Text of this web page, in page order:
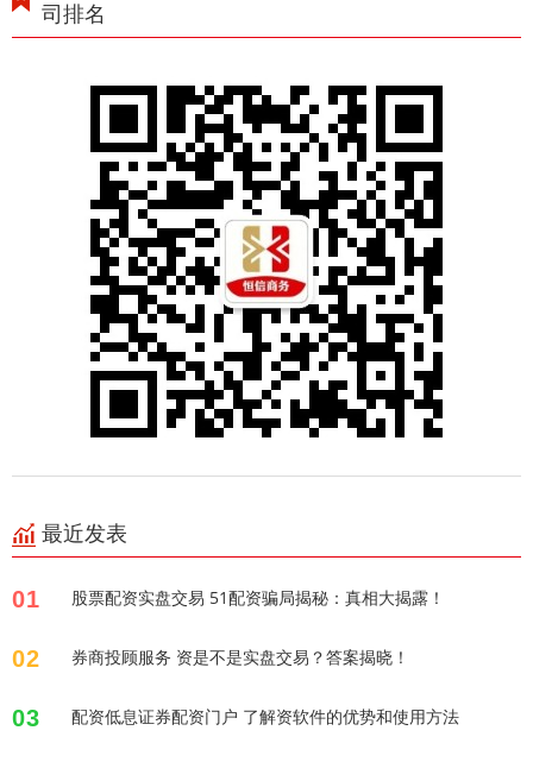
司排名
最近发表
01 股票配资实盘交易 51配资骗局揭秘：真相大揭露！
02 券商投顾服务 资是不是实盘交易？答案揭晓！
03 配资低息证券配资门户 了解资软件的优势和使用方法